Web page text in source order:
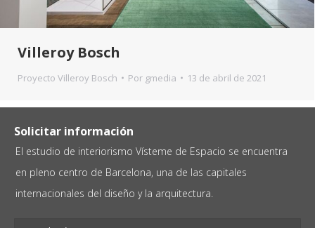
Villeroy Bosch
Proyecto Villeroy Bosch Por gmedia 13 de abril de 2021
Solicitar información
El estudio de interiorismo Vísteme de Espacio se encuentra
en pleno centro de Barcelona, una de las capitales
internacionales del diseño y la arquitectura.